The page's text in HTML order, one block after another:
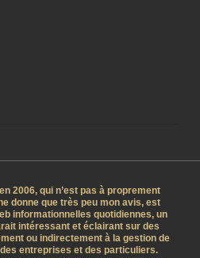
2006, qui n’est pas à proprement
donne que très peu mon avis, est
informationnelles quotidiennes, un
intéressant et éclairant sur des
ou indirectement à la gestion de
entreprises et des particuliers.